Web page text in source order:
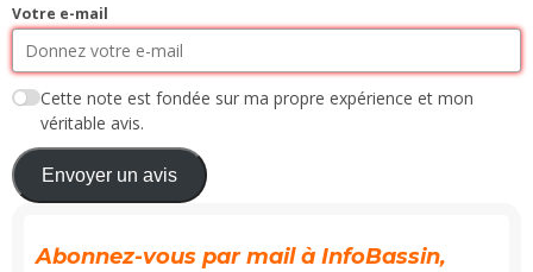
Votre e-mail
Cette note est fondée sur ma propre expérience et mon
véritable avis.
Envoyer un avis
Abonnez-vous par mail à InfoBassin,